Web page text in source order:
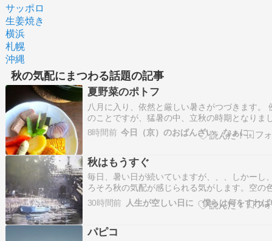
サッポロ
生姜焼き
横浜
札幌
沖縄
秋の気配にまつわる話題の記事
夏野菜のポトフ
八月に入り、依然と厳しい暑さがつづきます。
のことですが、猛暑の中、立秋の時期となりま
た。 暦の上では、夏が極まり秋の気配が立ちは
る… とされる「立秋」ですが、まさに名ばかり
は暑さが和らぐ… 八月が終わると涼しくなる
8時間前 今日（京）のおばんざい、なぁに。
秋はもうすぐ
毎日、暑い日が続いていますが、、、しかーし
ろそろ秋の気配が感じられる気がします。空の
違うし、吹く風もどこか秋っぽい感じだし。そ
こと言ってると小、中学生の皆さんから、「 な
てなにそれ 」と、文句が出ますけど、まあ、
30時間前
パピコ